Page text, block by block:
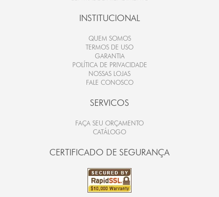
INSTITUCIONAL
QUEM SOMOS
TERMOS DE USO
GARANTIA
POLÍTICA DE PRIVACIDADE
NOSSAS LOJAS
FALE CONOSCO
SERVICOS
FAÇA SEU ORÇAMENTO
CATÁLOGO
CERTIFICADO DE SEGURANÇA